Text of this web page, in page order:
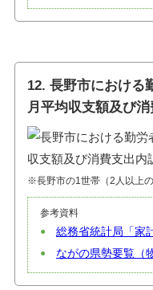
12. 長野市における
月平均収支額及び消
※長野市の1世帯（2人以上
参考資料
総務省統計局「家
ながの県勢要覧（